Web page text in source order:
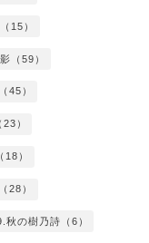
15）
（59）
45）
）
）
28）
秋の樹乃詩（6）